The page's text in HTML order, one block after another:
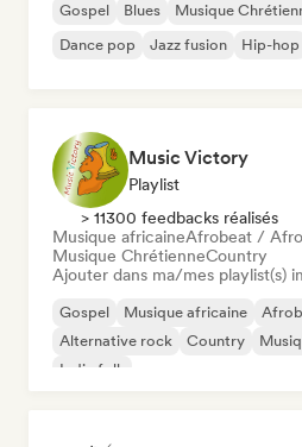
Gospel Blues Musique
Dance pop
Jazz fusion Hip-hop
Music Victory
Playlist
> 11300 feedbacks réalisés
Musique africaineAfrobeat /
Musique ChrétienneCountry
Ajouter dans ma/mes playlist(s)
Gospel Musique africaine
Alternative rock
Country
Indie folk